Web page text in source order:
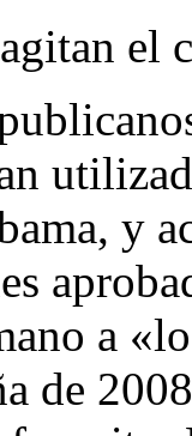
el
y
a
de